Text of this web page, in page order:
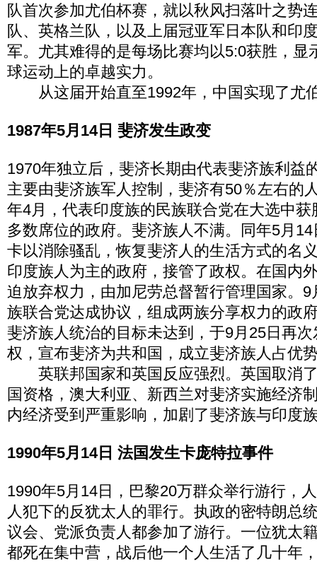
队首次参加尤伯杯赛，就以秋风扫落叶之势
队、英格兰队，以及上届冠亚军日本队和印
军。尤其难得的是每场比赛均以5:0获胜，显
球运动上的卓越实力。
从这届开始直至1992年，中国实现了尤
1987年5月14日 斐济发生政变
1970年独立后，斐济长期由代表斐济族利益
主要由斐济族军人控制，斐济有50％左右的
年4月，代表印度族的民族联合党在大选中
多数席位的政府。斐济族人不满。同年5月
卡以消除骚乱，恢复斐济人的生活方式的名
印度族人为主的政府，接管了政权。在国内
迫放弃权力，由加尼劳总督暂行管理国家。
族联合党达成协议，组成两族分享权力的政
斐济族人统治的目标未达到，于9月25日再
权，宣布斐济为共和国，成立斐济族人占优
英联邦国家和英国反应强烈。英国取消
国资格，澳大利亚、新西兰对斐济实施经济
内经济受到严重影响，加剧了斐济族与印度
1990年5月14日 法国发生卡庞特拉事件
1990年5月14日，巴黎20万群众举行游行，
人犯下的反犹太人的罪行。执政的密特朗总
议会、党派负责人都参加了游行。一位犹太
都死在集中营，战后他一个人生活了几十年